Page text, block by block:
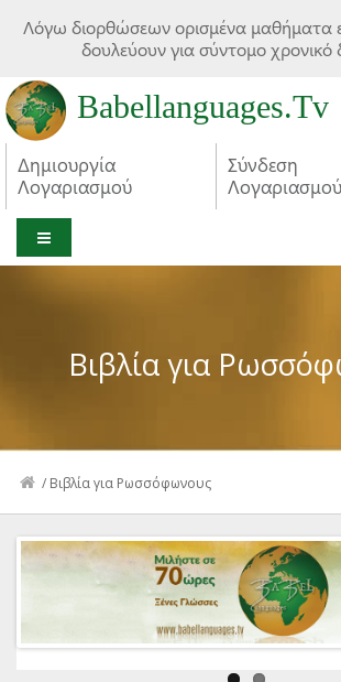
Λόγω διορθώσεων ορισμένα μαθήματα
δουλεύουν για σύντομο χρονικό
Babellanguages.Tv
Δημιουργία
Λογαριασμού
Σύνδεση
Λογαριασμού
Βιβλία για
/ Βιβλία για Ρωσσόφωνους